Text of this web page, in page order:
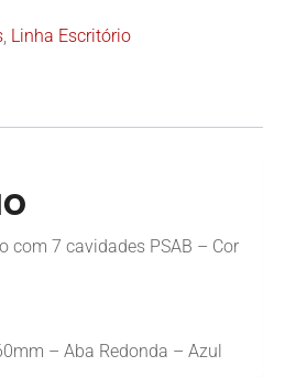
, Linha Escritório
com 7 cavidades PSAB – Cor
– Aba Redonda – Azul